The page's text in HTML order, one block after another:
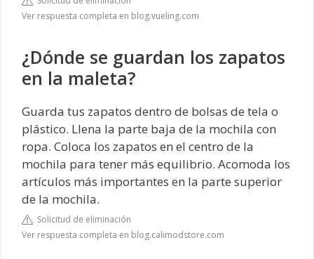
Ver respuesta completa en blog.vueling.com
¿Dónde se guardan los zapatos
en la maleta?
Guarda tus zapatos dentro de bolsas de tela o
plástico. Llena la parte baja de la mochila con
ropa. Coloca los zapatos en el centro de la
mochila para tener más equilibrio. Acomoda los
artículos más importantes en la parte superior
de la mochila.
Solicitud de eliminación
Ver respuesta completa en blog.calimodstore.com